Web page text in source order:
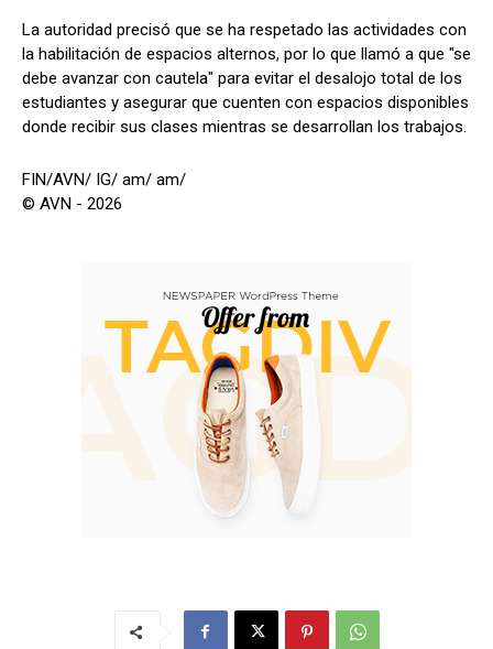
La autoridad precisó que se ha respetado las actividades con
la habilitación de espacios alternos, por lo que llamó a que "se
debe avanzar con cautela" para evitar el desalojo total de los
estudiantes y asegurar que cuenten con espacios disponibles
donde recibir sus clases mientras se desarrollan los trabajos.
FIN/AVN/ IG/ am/ am/
© AVN - 2026